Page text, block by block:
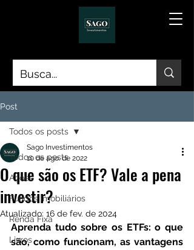
Post
Todos os posts
Ações
Fundos Imobiliários
Renda Fixa
Livros
Todos os posts
O que são os ETF? Vale a pena
investir?
Sago Investimentos
10 de ago. de 2022
Atualizado: 16 de fev. de 2024
Aprenda tudo sobre os ETFs: o que
são, como funcionam, as vantagens